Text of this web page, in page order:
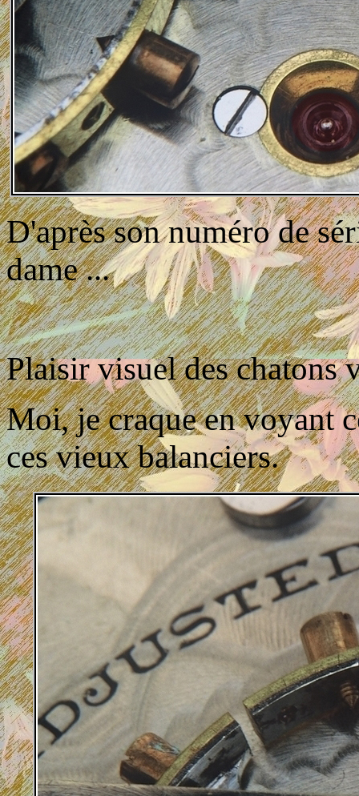
D'après son numéro de
dame ...
Plaisir visuel des chatons
Moi, je craque en voyant
ces vieux balanciers.